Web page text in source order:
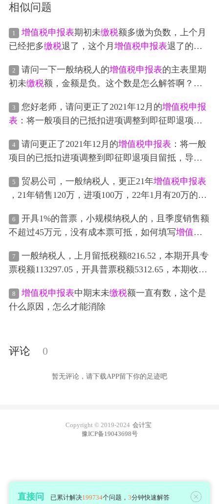
相似问题
1 增值税申报表期初未缴税额多缴为负数，上个月
已经把多缴税退了，这个月 增值税申报表退了的应
2 请问一下一般纳税人的增值税申报表的主表里期
初未缴税额，金额是负。这个数是怎么解答啊？不
3 您好老师，请问更正了2021年12月的增值税申报
表 ：将一般项目的已抵扣进项调整到即征即退项目
账务处理最佳呢？留抵的即征即退进项怎么体现呢
4 请问更正了2021年12月的增值税申报表 ：将一般
项目的已抵扣进项调整到即征即退项目留抵，导致
佳
5 贸易公司，一般纳税人，更正21年增值税申报表
，21年销售120万，进项100万，22年1月有20万的进
能马上缴税还是可以使用22年1月的20万抵扣呢？
6
开具1%的普票，小规模纳税人的，且季度销售额
不超过45万元，没有成本票可抵，如何填写增值税
7
一般纳税人，上月留抵税额8216.52，本期开具专
票税额113297.05，开具普票税额5312.65，本期收到
税额，请问本期增值税申报表应缴税款为多少？
8 增值税申报表中期末未缴税额一直有数，这个是
什么原因，怎么才能消除
评论 0
暂无评论，请下载APP留下你的足迹吧
Copyright © 2019-2024 会计宝
豫ICP备19043698号
直接问 已累计解决199734个问题， 3分钟快速解答